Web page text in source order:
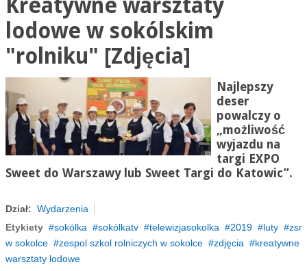
Kreatywne warsztaty
lodowe w sokólskim
"rolniku" [Zdjęcia]
Najlepszy
deser
powalczy o
„możliwość
wyjazdu na
targi EXPO
Sweet do Warszawy lub Sweet Targi do Katowic”.
Dział: Wydarzenia
Etykiety
sokólka sokólkatv telewizjasokolka 2019 luty
zsr
w sokolce
zespol szkol rolniczych w sokolce zdjęcia
kreatywne
warsztaty lodowe